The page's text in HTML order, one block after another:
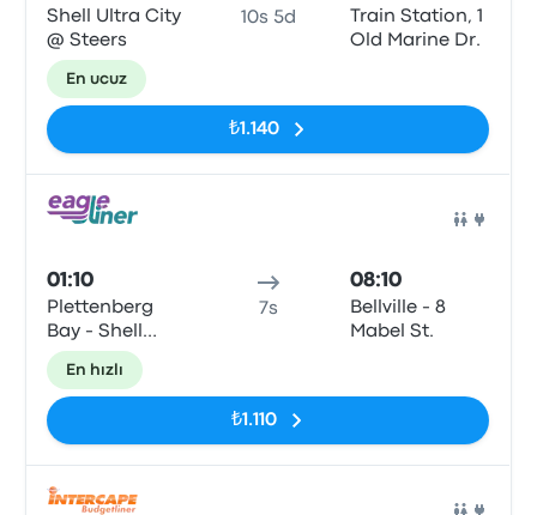
Shell Ultra City
@ Steers
10s 5d
Train Station, 1
Old Marine Dr.
En ucuz
₺1.140
01:10
Plettenberg
Bay - Shell
Ultra City,
Marine Way,
Plettenberg
Bay, 6600
7s
08:10
Bellville - 8
Mabel St.
En hızlı
₺1.110